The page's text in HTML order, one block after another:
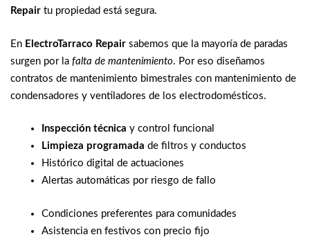
Repair tu propiedad está segura.
En ElectroTarraco Repair sabemos que la mayoría de paradas
surgen por la falta de mantenimiento. Por eso diseñamos
contratos de mantenimiento bimestrales con mantenimiento de
condensadores y ventiladores de los electrodomésticos.
Inspección técnica y control funcional
Limpieza programada de filtros y conductos
Histórico digital de actuaciones
Alertas automáticas por riesgo de fallo
Condiciones preferentes para comunidades
Asistencia en festivos con precio fijo